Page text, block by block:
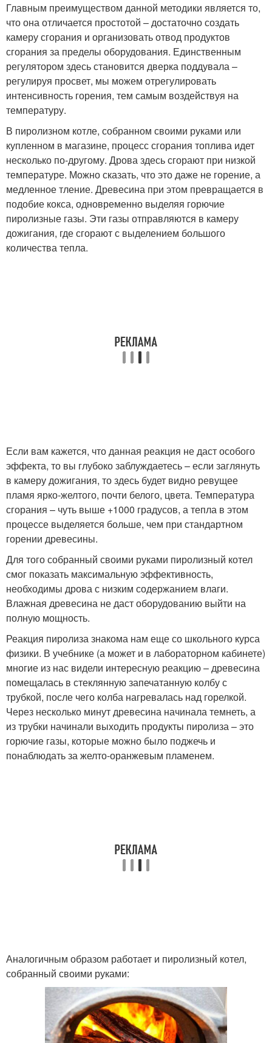
Главным преимуществом данной методики является то,
что она отличается простотой – достаточно создать
камеру сгорания и организовать отвод продуктов
сгорания за пределы оборудования. Единственным
регулятором здесь становится дверка поддувала –
регулируя просвет, мы можем отрегулировать
интенсивность горения, тем самым воздействуя на
температуру.
В пиролизном котле, собранном своими руками или
купленном в магазине, процесс сгорания топлива идет
несколько по-другому. Дрова здесь сгорают при низкой
температуре. Можно сказать, что это даже не горение, а
медленное тление. Древесина при этом превращается в
подобие кокса, одновременно выделяя горючие
пиролизные газы. Эти газы отправляются в камеру
дожигания, где сгорают с выделением большого
количества тепла.
Если вам кажется, что данная реакция не даст особого
эффекта, то вы глубоко заблуждаетесь – если заглянуть
в камеру дожигания, то здесь будет видно ревущее
пламя ярко-желтого, почти белого, цвета. Температура
сгорания – чуть выше +1000 градусов, а тепла в этом
процессе выделяется больше, чем при стандартном
горении древесины.
Для того собранный своими руками пиролизный котел
смог показать максимальную эффективность,
необходимы дрова с низким содержанием влаги.
Влажная древесина не даст оборудованию выйти на
полную мощность.
Реакция пиролиза знакома нам еще со школьного курса
физики. В учебнике (а может и в лабораторном кабинете)
многие из нас видели интересную реакцию – древесина
помещалась в стеклянную запечатанную колбу с
трубкой, после чего колба нагревалась над горелкой.
Через несколько минут древесина начинала темнеть, а
из трубки начинали выходить продукты пиролиза – это
горючие газы, которые можно было поджечь и
понаблюдать за желто-оранжевым пламенем.
Аналогичным образом работает и пиролизный котел,
собранный своими руками: